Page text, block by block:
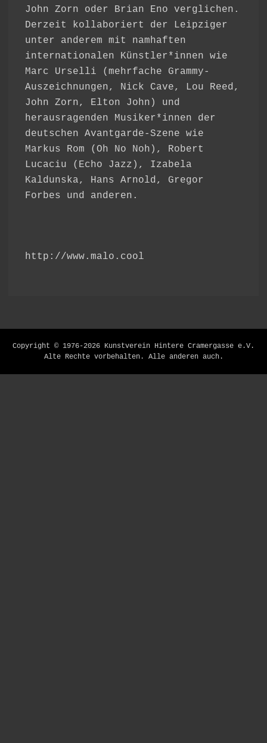
John Zorn oder Brian Eno verglichen.
Derzeit kollaboriert der Leipziger
unter anderem mit namhaften
internationalen Künstler*innen wie
Marc Urselli (mehrfache Grammy-
Auszeichnungen, Nick Cave, Lou Reed,
John Zorn, Elton John) und
herausragenden Musiker*innen der
deutschen Avantgarde-Szene wie
Markus Rom (Oh No Noh), Robert
Lucaciu (Echo Jazz), Izabela
Kaldunska, Hans Arnold, Gregor
Forbes und anderen.
http://www.malo.cool
Hoch
scrollen
Copyright © 1976-2026 Kunstverein Hintere Cramergasse e.V.
Alte Rechte vorbehalten. Alle anderen auch.